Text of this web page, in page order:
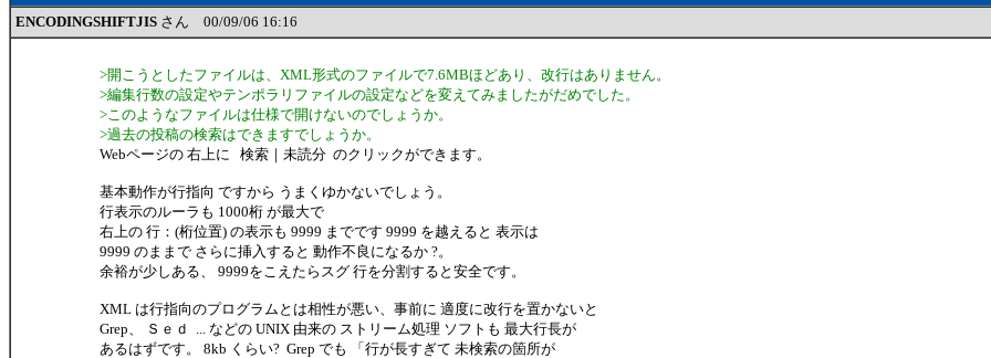
ENCODINGSHIFTJIS さん 00/09/06 16:16
>開こうとしたファイルは、XML形式のファイルで7.6MBほどあり、改行はありません。
>編集行数の設定やテンポラリファイルの設定などを変えてみましたがだめでした。
>このようなファイルは仕様で開けないのでしょうか。
>過去の投稿の検索はできますでしょうか。
Webページの 右上に 検索｜未読分 のクリックができます。
基本動作が行指向 ですから うまくゆかないでしょう。
行表示のルーラも 1000桁 が最大で
右上の 行：(桁位置) の表示も 9999 までです 9999 を越えると 表示は
9999 のままで さらに挿入すると 動作不良になるか ?。
余裕が少しある、 9999をこえたらスグ 行を分割すると安全です。
XML は行指向のプログラムとは相性が悪い、事前に 適度に改行を置かないと
Grep、 Ｓｅｄ ... などの UNIX 由来の ストリーム処理 ソフトも 最大行長が
あるはずです。 8kb くらい? Grep でも 「行が長すぎて 未検索の箇所が